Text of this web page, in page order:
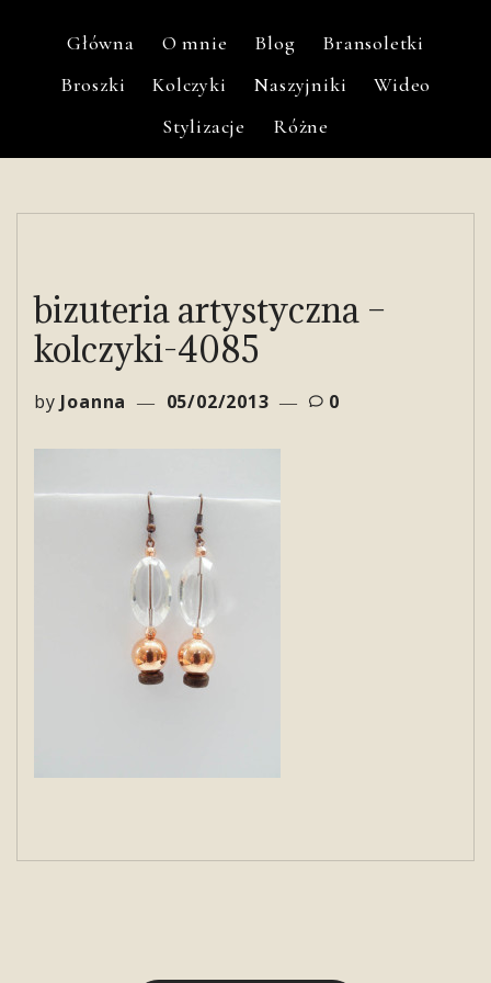
Główna O mnie Blog
Bransoletki
Broszki
Kolczyki Naszyjniki
Wideo
Stylizacje
Różne
bizuteria artystyczna –
kolczyki-4085
by Joanna 05/02/2013 0